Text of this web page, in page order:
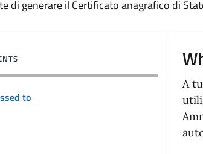
di generare il Certificato anagrafico di
to
A